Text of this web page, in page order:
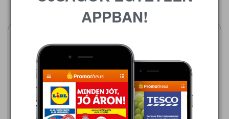
ÁrAPPBAN!